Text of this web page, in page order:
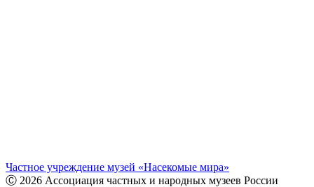
Частное учреждение музей «Насекомые мира»
Ⓒ 2026 Ассоциация частных и народных музеев России